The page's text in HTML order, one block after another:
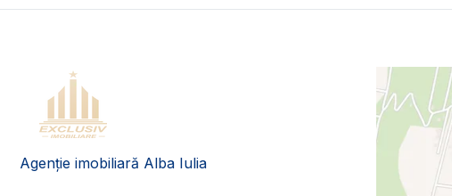
Agenție imobiliară Alba Iulia